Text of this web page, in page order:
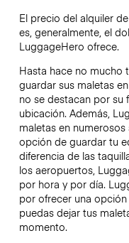
El precio del alquiler
es, generalmente, el
LuggageHero ofrece.
Hasta hace no mucho
guardar sus maletas
no se destacan por su
ubicación. Además,
maletas en
opción de guardar tu
diferencia de las
los aeropuertos,
por hora y por día.
por ofrecer una
puedas dejar tus
momento.